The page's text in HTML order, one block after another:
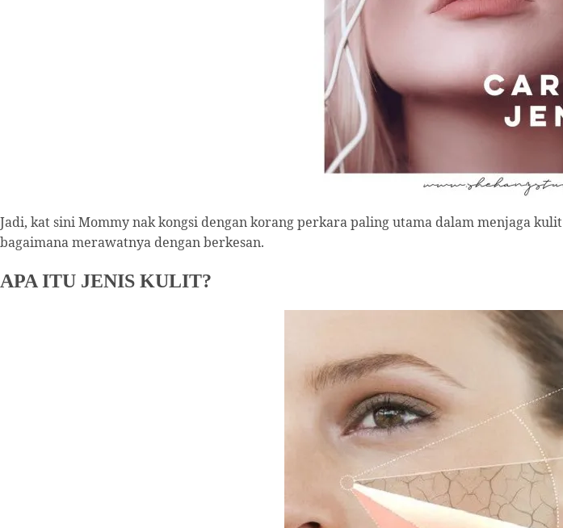
Jadi, kat sini Mommy nak kongsi dengan korang perkara paling utama dalam menjaga
bagaimana merawatnya dengan berkesan.
APA ITU JENIS KULIT?